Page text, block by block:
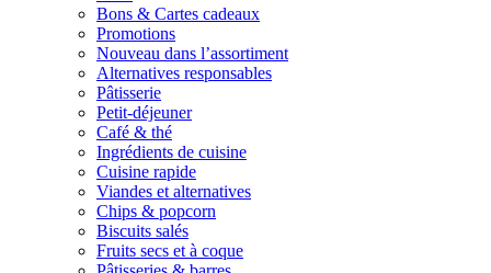
Bons & Cartes cadeaux
Promotions
Nouveau dans l’assortiment
Alternatives responsables
Pâtisserie
Petit-déjeuner
Café & thé
Ingrédients de cuisine
Cuisine rapide
Viandes et alternatives
Chips & popcorn
Biscuits salés
Fruits secs et à coque